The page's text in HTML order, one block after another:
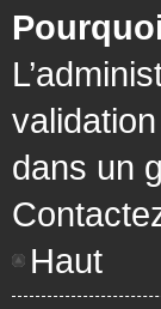
dans un
Haut